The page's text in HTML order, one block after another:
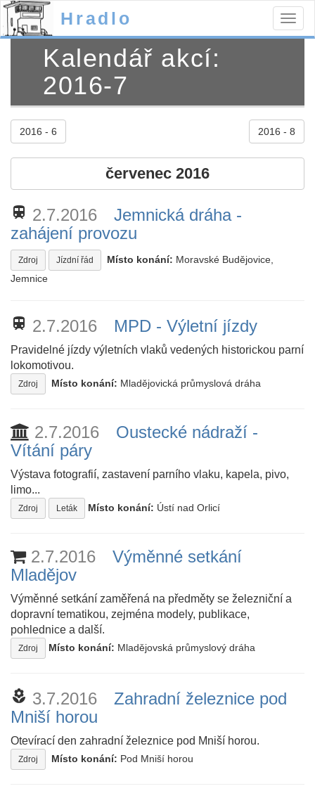
Hradlo
Kalendář akcí:
2016-7
2016 - 6 2016 - 8
červenec 2016
train 2.7.2016
Jemnická dráha -
zahájení provozu
Zdroj Jízdní řád Místo konání: Moravské Budějovice,
Jemnice
train 2.7.2016 MPD - Výletní jízdy
Pravidelné jízdy výletních vlaků vedených historickou parní
lokomotivou.
Zdroj Místo konání: Mladějovická průmyslová dráha
2.7.2016
Oustecké nádraží -
Vítání páry
Výstava fotografií, zastavení parního vlaku, kapela, pivo,
limo...
Zdroj Leták Místo konání: Ústí nad Orlicí
2.7.2016
Výměnné setkání
Mladějov
Výměnné setkání zaměřená na předměty se železniční a
dopravní tematikou, zejména modely, publikace,
pohlednice a další.
Zdroj Místo konání: Mladějovská průmyslový dráha
local_florist 3.7.2016
Zahradní železnice pod
Mniší horou
Otevírací den zahradní železnice pod Mniší horou.
Zdroj Místo konání: Pod Mniší horou